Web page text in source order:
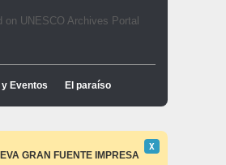
Eventos El paraíso
GRAN FUENTE IMPRESA
Descartar
este
Χ